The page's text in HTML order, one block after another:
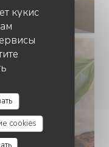
кукис
cookies